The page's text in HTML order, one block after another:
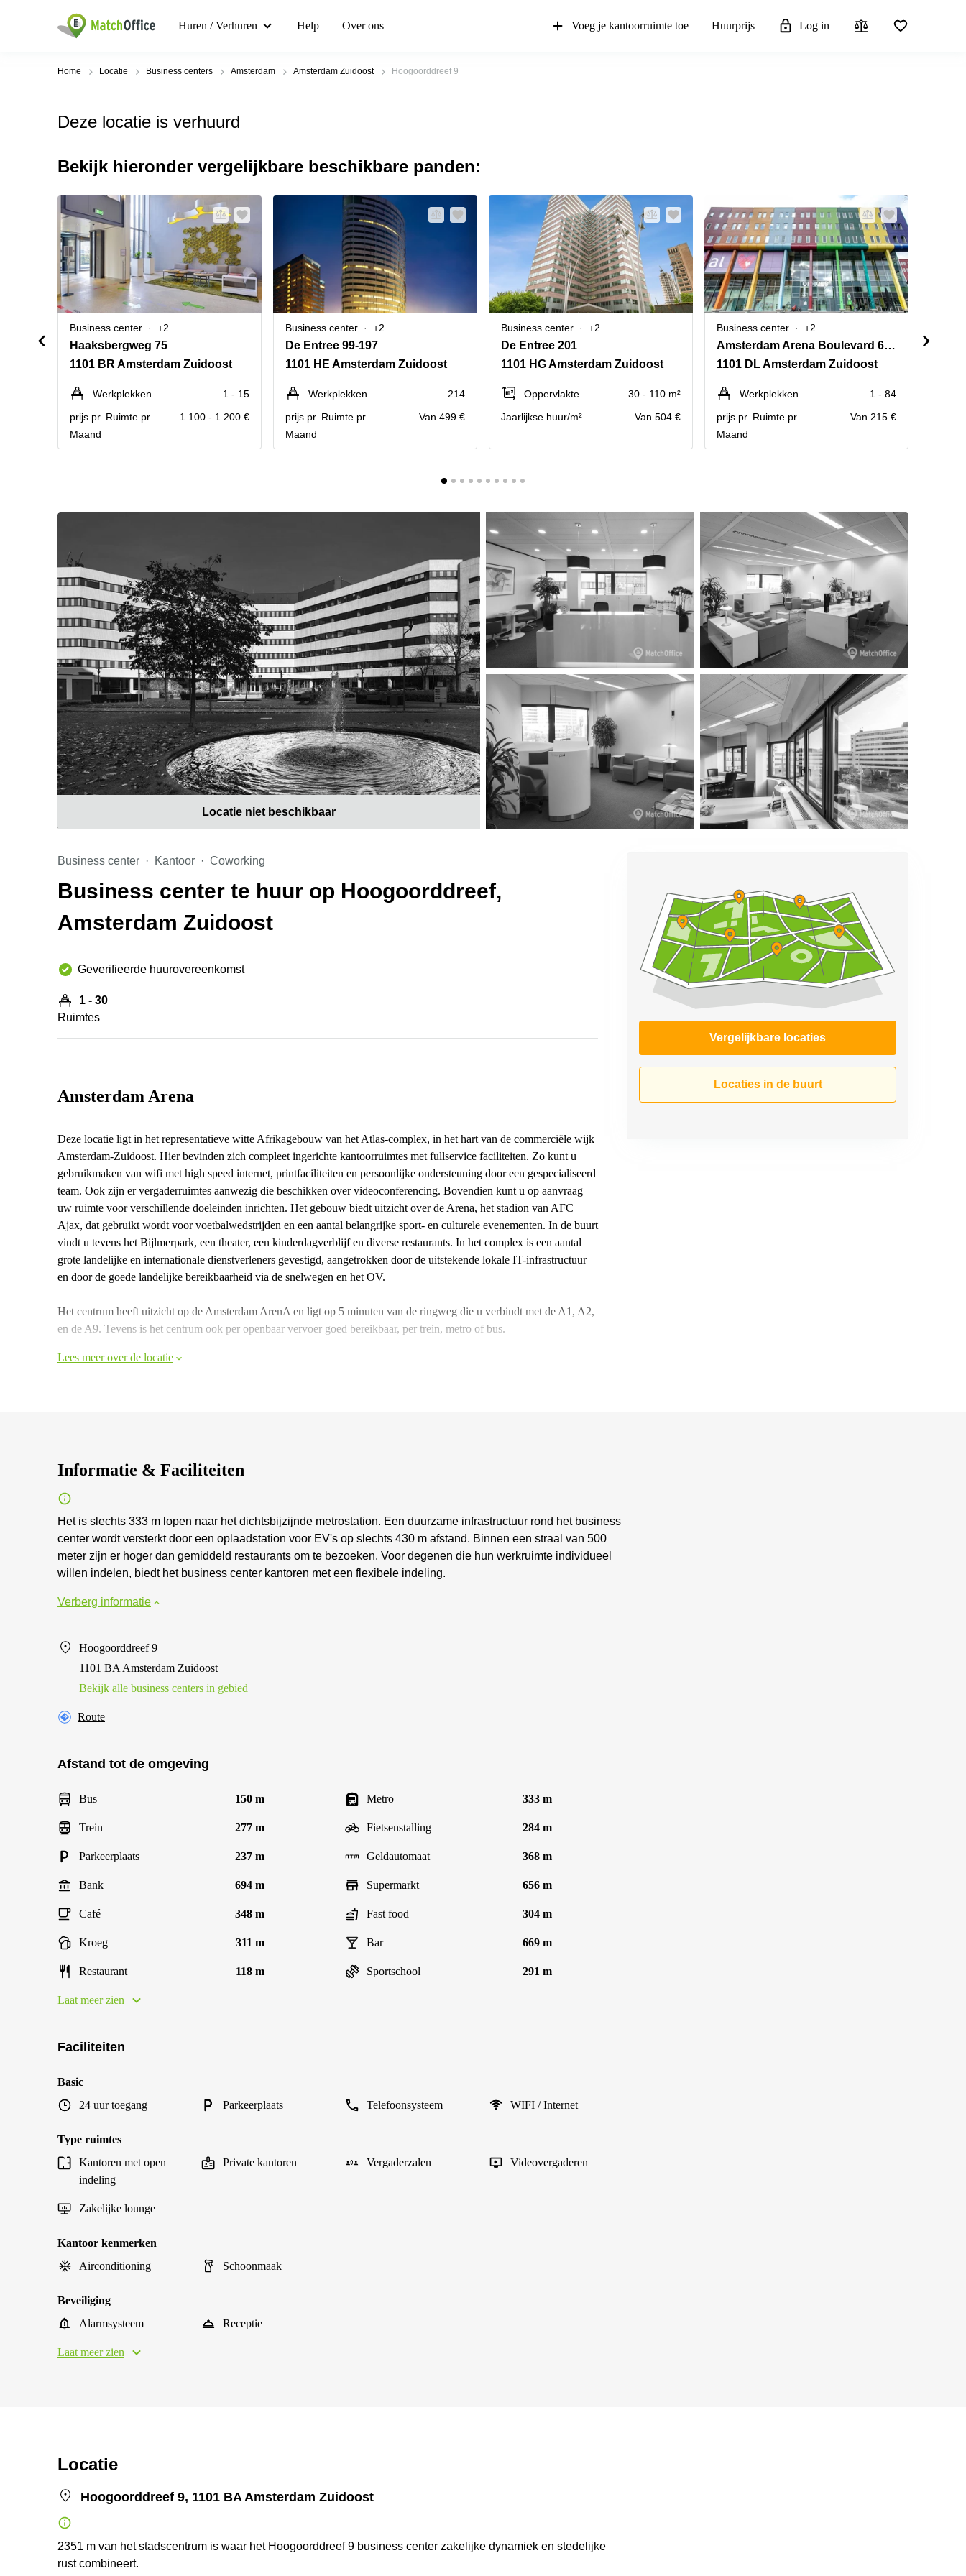
Huren / Verhuren Help Over ons Voeg je kantoorruimte toe Huurprijs Log in
Home Locatie Business centers Amsterdam Amsterdam Zuidoost Hoogoorddreef 9
Deze locatie is verhuurd
Bekijk hieronder vergelijkbare beschikbare panden:
Business center +2
Haaksbergweg 75
1101 BR Amsterdam Zuidoost
Werkplekken
1 - 15
prijs pr. Ruimte pr.
Maand
1.100 - 1.200 €
Business center +2
De Entree 99-197
1101 HE Amsterdam Zuidoost
Werkplekken
214
prijs pr. Ruimte pr.
Maand
Van 499 €
Business center +2
De Entree 201
1101 HG Amsterdam Zuidoost
Oppervlakte
30 - 110 m²
Jaarlijkse huur/m²
Van 504 €
Business center +2
Amsterdam Arena Boulevard 65-71
1101 DL Amsterdam Zuidoost
Werkplekken
1 - 84
prijs pr. Ruimte pr.
Maand
Van 215 €
Locatie niet beschikbaar
Business center Kantoor Coworking
Business center te huur op Hoogoorddreef,
Amsterdam Zuidoost
Geverifieerde huurovereenkomst
1 - 30
Ruimtes
Vergelijkbare locaties
Locaties in de buurt
Amsterdam Arena
Deze locatie ligt in het representatieve witte Afrikagebouw van het Atlas-complex, in het hart van de commerciële wijk
Amsterdam-Zuidoost. Hier bevinden zich compleet ingerichte kantoorruimtes met fullservice faciliteiten. Zo kunt u
gebruikmaken van wifi met high speed internet, printfaciliteiten en persoonlijke ondersteuning door een gespecialiseerd
team. Ook zijn er vergaderruimtes aanwezig die beschikken over videoconferencing. Bovendien kunt u op aanvraag
uw ruimte voor verschillende doeleinden inrichten. Het gebouw biedt uitzicht over de Arena, het stadion van AFC
Ajax, dat gebruikt wordt voor voetbalwedstrijden en een aantal belangrijke sport- en culturele evenementen. In de buurt
vindt u tevens het Bijlmerpark, een theater, een kinderdagverblijf en diverse restaurants. In het complex is een aantal
grote landelijke en internationale dienstverleners gevestigd, aangetrokken door de uitstekende lokale IT-infrastructuur
en door de goede landelijke bereikbaarheid via de snelwegen en het OV.
Het centrum heeft uitzicht op de Amsterdam ArenA en ligt op 5 minuten van de ringweg die u verbindt met de A1, A2,
en de A9. Tevens is het centrum ook per openbaar vervoer goed bereikbaar, per trein, metro of bus.
Lees meer over de locatie
Informatie & Faciliteiten
Het is slechts 333 m lopen naar het dichtsbijzijnde metrostation. Een duurzame infrastructuur rond het business
center wordt versterkt door een oplaadstation voor EV's op slechts 430 m afstand. Binnen een straal van 500
meter zijn er hoger dan gemiddeld restaurants om te bezoeken. Voor degenen die hun werkruimte individueel
willen indelen, biedt het business center kantoren met een flexibele indeling.
Verberg informatie
Hoogoorddreef 9
1101 BA Amsterdam Zuidoost
Bekijk alle business centers in gebied
Route
Afstand tot de omgeving
Bus 150 m Metro 333 m
Trein 277 m Fietsenstalling 284 m
Parkeerplaats 237 m Geldautomaat 368 m
Bank 694 m Supermarkt 656 m
Café 348 m Fast food 304 m
Kroeg 311 m Bar 669 m
Restaurant 118 m Sportschool 291 m
Laat meer zien
Faciliteiten
Basic
24 uur toegang
Parkeerplaats Telefoonsysteem WIFI / Internet
Type ruimtes
Kantoren met open
indeling
Private kantoren Vergaderzalen Videovergaderen
Zakelijke lounge
Kantoor kenmerken
Airconditioning
Schoonmaak
Beveiliging
Alarmsysteem
Receptie
Laat meer zien
Locatie
Hoogoorddreef 9, 1101 BA Amsterdam Zuidoost
2351 m van het stadscentrum is waar het Hoogoorddreef 9 business center zakelijke dynamiek en stedelijke
rust combineert.